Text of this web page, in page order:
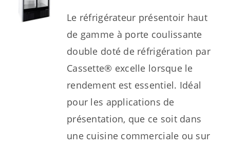
Le réfrigérateur présentoir haut
de gamme à porte coulissante
double doté de réfrigération par
Cassette® excelle lorsque le
rendement est essentiel. Idéal
pour les applications de
présentation, que ce soit dans
une cuisine commerciale ou sur